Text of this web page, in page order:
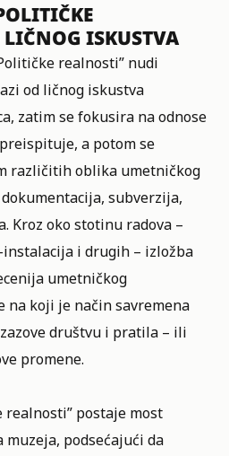
ISKUSTVA
realnosti” nudi
od ličnog iskustva
zatim se fokusira na odnose
a potom se
različitih oblika umetničkog
subverzija,
Kroz oko stotinu radova –
i drugih – izložba
umetničkog
na koji je način savremena
društvu i pratila – ili
promene.
postaje most
muzeja, podsećajući da